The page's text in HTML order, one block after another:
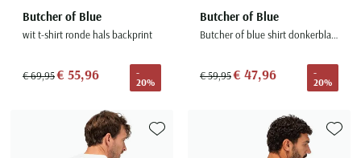
Butcher of Blue
wit t-shirt ronde hals backprint
€ 69,95€ 55,96
-
20%
Butcher of Blue
Butcher of blue shirt donkerblauw effen
€ 59,95€ 47,96
-
20%
Toevoegen aan favorieten